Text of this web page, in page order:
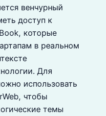
венчурный
доступ к
которые
в реальном
Для
использовать
чтобы
темы